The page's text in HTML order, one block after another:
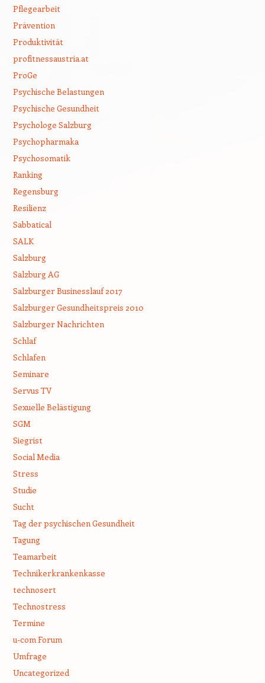
Pflegearbeit
Prävention
Produktivität
profitnessaustria.at
ProGe
Psychische Belastungen
Psychische Gesundheit
Psychologe Salzburg
Psychopharmaka
Psychosomatik
Ranking
Regensburg
Resilienz
Sabbatical
SALK
Salzburg
Salzburg AG
Salzburger Businesslauf 2017
Salzburger Gesundheitspreis 2010
Salzburger Nachrichten
Schlaf
Schlafen
Seminare
Servus TV
Sexuelle Belästigung
SGM
Siegrist
Social Media
Stress
Studie
Sucht
Tag der psychischen Gesundheit
Tagung
Teamarbeit
Technikerkrankenkasse
technosert
Technostress
Termine
u-com Forum
Umfrage
Uncategorized